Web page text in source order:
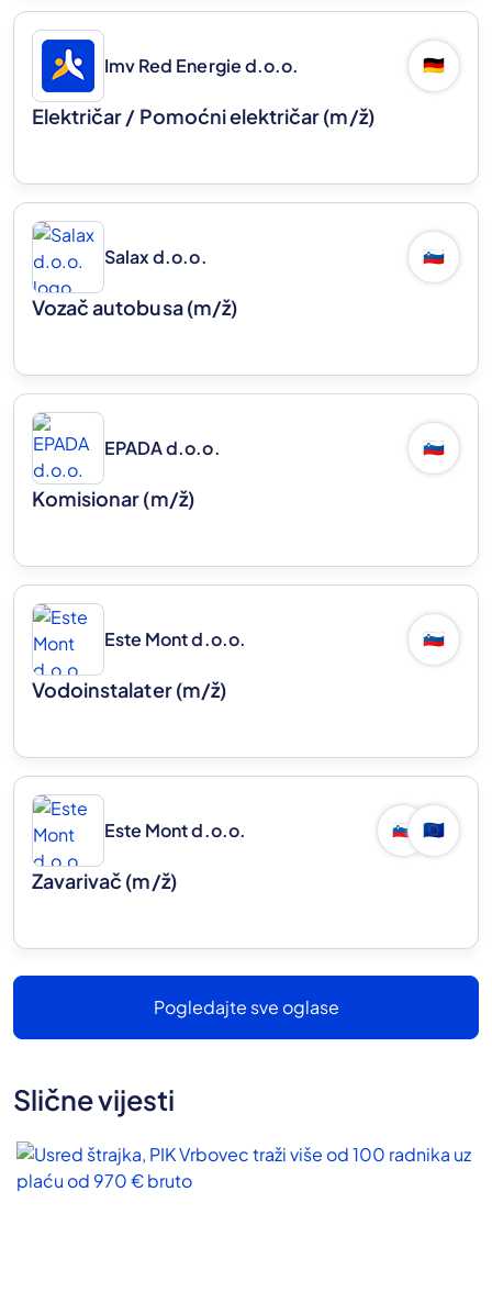
Imv Red Energie d.o.o. 🇩🇪
Električar / Pomoćni električar(m/ž)
Salax d.o.o. 🇸🇮
Vozač autobusa(m/ž)
EPADA d.o.o. 🇸🇮
Komisionar(m/ž)
Este Mont d.o.o. 🇸🇮
Vodoinstalater(m/ž)
Este Mont d.o.o. 🇸🇮 🇪🇺
Zavarivač (m/ž)
Pogledajte sve oglase
Slične vijesti